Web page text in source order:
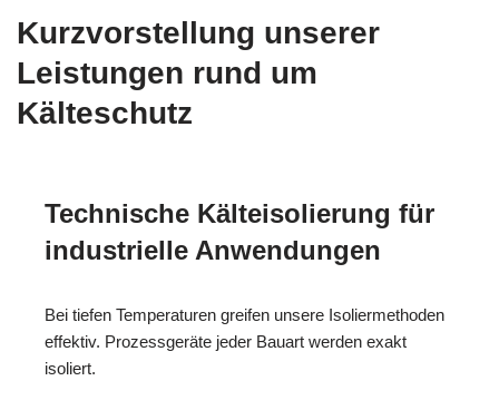
Kurzvorstellung unserer
Leistungen rund um
Kälteschutz
Technische Kälteisolierung für
industrielle Anwendungen
Bei tiefen Temperaturen greifen unsere Isoliermethoden
effektiv. Prozessgeräte jeder Bauart werden exakt
isoliert.